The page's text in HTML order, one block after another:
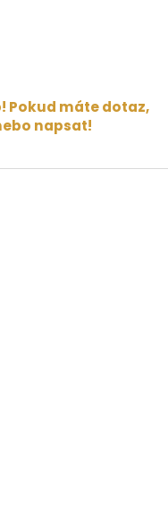
máte dotaz,
napsat!